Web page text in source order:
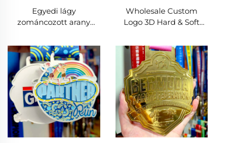
Egyedi lágy
zománcozott arany
maratoni futó érem
befejező sport
fémkézmű érmék
Wholesale Custom
Logo 3D Hard & Soft
Zinc Alloy Cartoon Style
Souvenir Keyholder
Ring Keychains